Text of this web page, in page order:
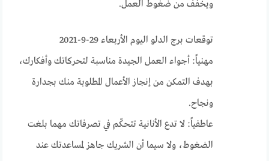
ويخفف من ضغوط العمل.
توقعات برج الدلو اليوم الأربعاء 29-9-2021
مهنياً: أجواء العمل الجيدة مناسبة لتحركاتك وأفكارك،
بهدف التمكن من إنجاز الأعمال المطلوبة منك بجدارة
ونجاح.
عاطفياً: لا تدع الأنانية تتحكّم في تصرفاتك مهما بلغت
الضغوط، ولا سيما أن الشريك جاهز لمساعدتك عند